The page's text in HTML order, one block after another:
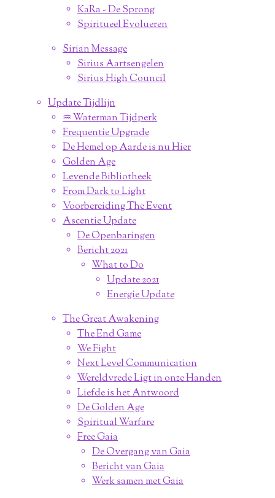
KaRa - De Sprong
Spiritueel Evolueren
Sirian Message
Sirius Aartsengelen
Sirius High Council
Update Tijdlijn
♒︎ Waterman Tijdperk
Frequentie Upgrade
De Hemel op Aarde is nu Hier
Golden Age
Levende Bibliotheek
From Dark to Light
Voorbereiding The Event
Ascentie Update
De Openbaringen
Bericht 2021
What to Do
Update 2021
Energie Update
The Great Awakening
The End Game
We Fight
Next Level Communication
Wereldvrede Ligt in onze Handen
Liefde is het Antwoord
De Golden Age
Spiritual Warfare
Free Gaia
De Overgang van Gaia
Bericht van Gaia
Werk samen met Gaia